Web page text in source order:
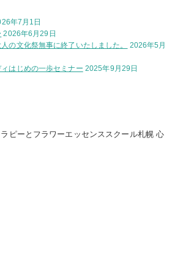
年7月1日
2026年6月29日
の文化祭無事に終了いたしました。
2026年5月
はじめの一歩セミナー 2025年9月29日